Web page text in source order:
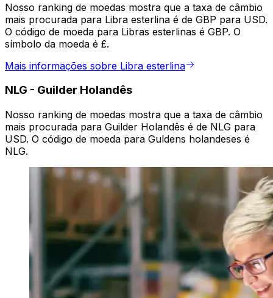
Nosso ranking de moedas mostra que a taxa de câmbio
mais procurada para Libra esterlina é de GBP para USD.
O código de moeda para Libras esterlinas é GBP. O
símbolo da moeda é £.
Mais informações sobre Libra esterlina
NLG - Guilder Holandês
Nosso ranking de moedas mostra que a taxa de câmbio
mais procurada para Guilder Holandês é de NLG para
USD. O código de moeda para Guldens holandeses é
NLG.